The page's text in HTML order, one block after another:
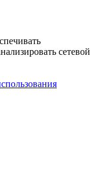
сетевой